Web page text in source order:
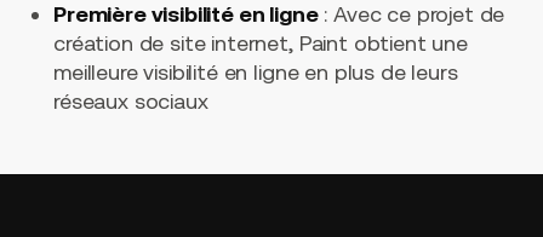
Première visibilité en ligne: Avec ce projet de
création de site internet, Paint obtient une
meilleure visibilité en ligne en plus de leurs
réseaux sociaux